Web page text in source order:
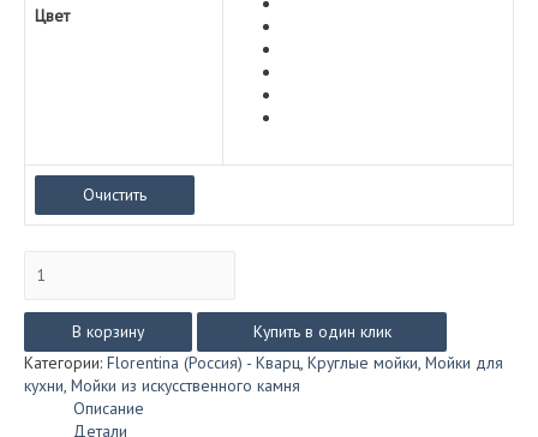
Цвет
Очистить
товара
искусственного
камня
Florentina
В корзину
Купить в один клик
Категории: Florentina (Россия) - Кварц, Круглые мойки, Мойки для
кухни, Мойки из искусственного камня
Описание
Детали